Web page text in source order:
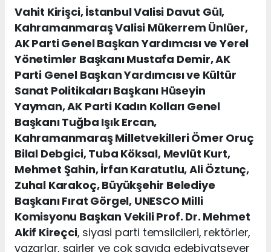
Vahit Kirişci, İstanbul Valisi Davut Gül,
Kahramanmaraş Valisi Mükerrem Ünlüer,
AK Parti Genel Başkan Yardımcısı ve Yerel
Yönetimler Başkanı Mustafa Demir, AK
Parti Genel Başkan Yardımcısı ve Kültür
Sanat Politikaları Başkanı Hüseyin
Yayman, AK Parti Kadın Kolları Genel
Başkanı Tuğba Işık Ercan,
Kahramanmaraş Milletvekilleri Ömer Oruç
Bilal Debgici, Tuba Köksal, Mevlüt Kurt,
Mehmet Şahin, İrfan Karatutlu, Ali Öztunç,
Zuhal Karakoç, Büyükşehir Belediye
Başkanı Fırat Görgel, UNESCO Milli
Komisyonu Başkan Vekili Prof. Dr. Mehmet
Akif Kireçci, siyasi parti temsilcileri, rektörler,
yazarlar, şairler ve çok sayıda edebiyatsever